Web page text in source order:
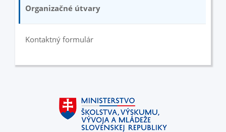
Organizačné útvary
Kontaktný formulár